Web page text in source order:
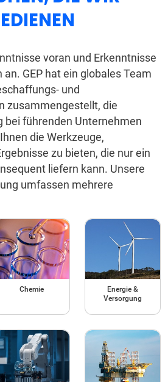
voran und Erkenntnisse
GEP hat ein globales Team
und
zusammengestellt, die
bei führenden Unternehmen
die Werkzeuge,
zu bieten, die nur ein
liefern kann. Unsere
umfassen mehrere
Chemie
Energie &
Versorgung